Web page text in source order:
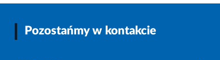
Pozostańmy w kontakcie